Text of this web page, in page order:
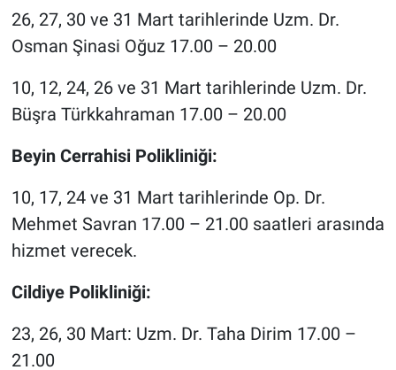
26, 27, 30 ve 31 Mart tarihlerinde Uzm. Dr.
Osman Şinasi Oğuz 17.00 – 20.00
10, 12, 24, 26 ve 31 Mart tarihlerinde Uzm. Dr.
Büşra Türkkahraman 17.00 – 20.00
Beyin Cerrahisi Polikliniği:
10, 17, 24 ve 31 Mart tarihlerinde Op. Dr.
Mehmet Savran 17.00 – 21.00 saatleri arasında
hizmet verecek.
Cildiye Polikliniği:
23, 26, 30 Mart: Uzm. Dr. Taha Dirim 17.00 –
21.00